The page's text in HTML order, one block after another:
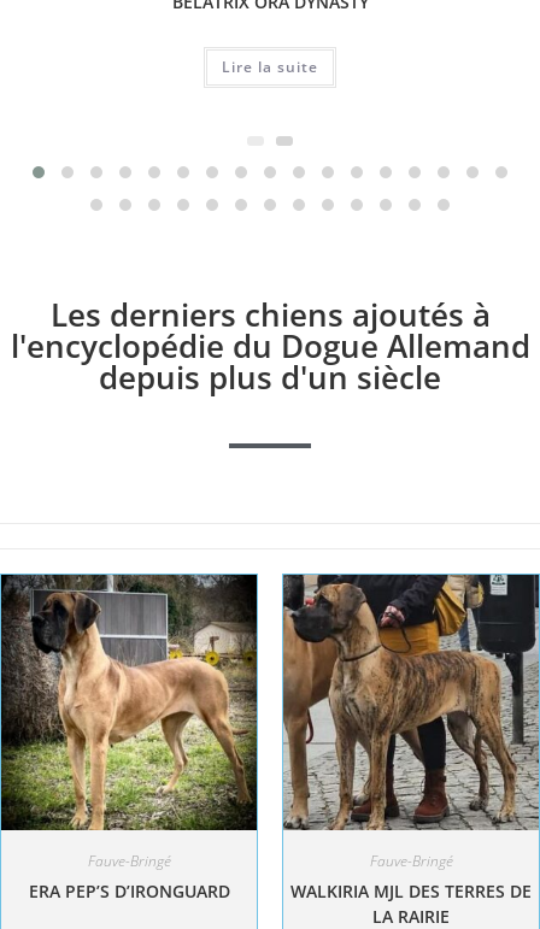
Lire la suite
Les derniers chiens ajoutés à
l'encyclopédie du Dogue Allemand
depuis plus d'un siècle
Fauve-Bringé
ERA PEP’S D’IRONGUARD
Fauve-Bringé
WALKIRIA MJL DES TERRES DE
LA RAIRIE